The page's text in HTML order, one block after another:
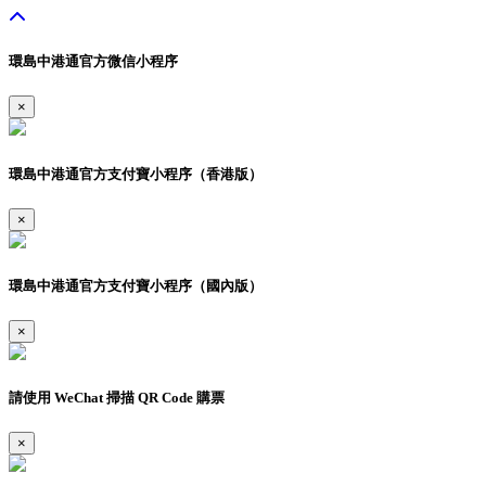
環島中港通官方微信小程序
×
環島中港通官方支付寶小程序（香港版）
×
環島中港通官方支付寶小程序（國內版）
×
請使用 WeChat 掃描 QR Code 購票
×